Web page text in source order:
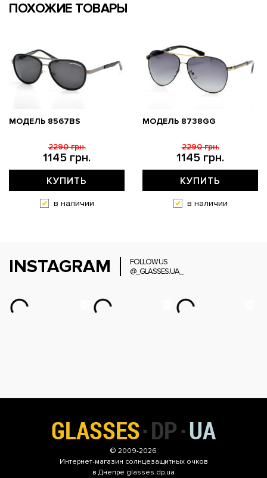
ПОХОЖИЕ ТОВАРЫ
МОДЕЛЬ 8567BS
1145 грн.
2290 грн.
КУПИТЬ
в наличии
МОДЕЛЬ 8738GG
1145 грн.
2290 грн.
КУПИТЬ
в наличии
INSTAGRAM
FOLLOW US
@_GLASSES.UA_
© 2009-2026
Интернет-магазин солнцезащитных очков
в Днепре glasses.dp.ua